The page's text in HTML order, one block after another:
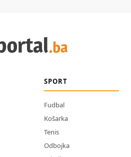
SPORT
Fudbal
Košarka
Tenis
Odbojka